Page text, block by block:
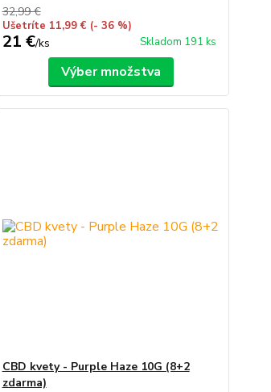
32,99 €
Ušetríte 11,99 € (- 36 %)
21 €/ks Skladom 191 ks
Výber množstva
CBD kvety - Purple Haze 10G (8+2
zdarma)